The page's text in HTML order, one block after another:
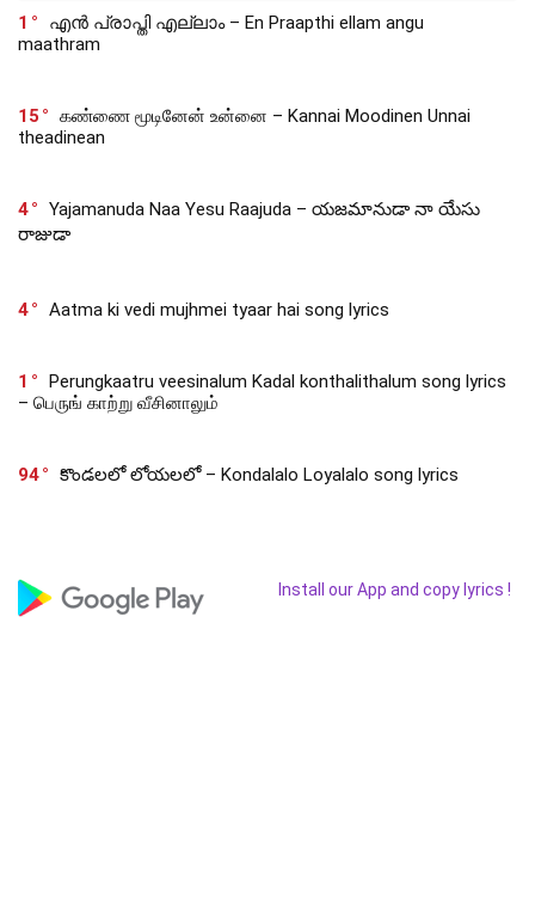
1
എൻ പ്രാപ്തി എല്ലാം – En Praapthi ellam angu
maathram
15
கண்ணை மூடினேன் உன்னை – Kannai Moodinen Unnai
theadinean
4
Yajamanuda Naa Yesu Raajuda – యజమానుడా నా యేసు
రాజుడా
4 Aatma ki vedi mujhmei tyaar hai song lyrics
1
Perungkaatru veesinalum Kadal konthalithalum song lyrics
– பெருங் காற்று வீசினாலும்
94 కొండలలో లోయలలో – Kondalalo Loyalalo song lyrics
Install our App and copy lyrics !